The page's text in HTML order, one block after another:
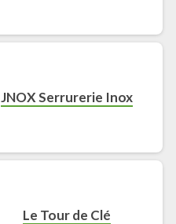
JNOX Serrurerie Inox
Le Tour de Clé